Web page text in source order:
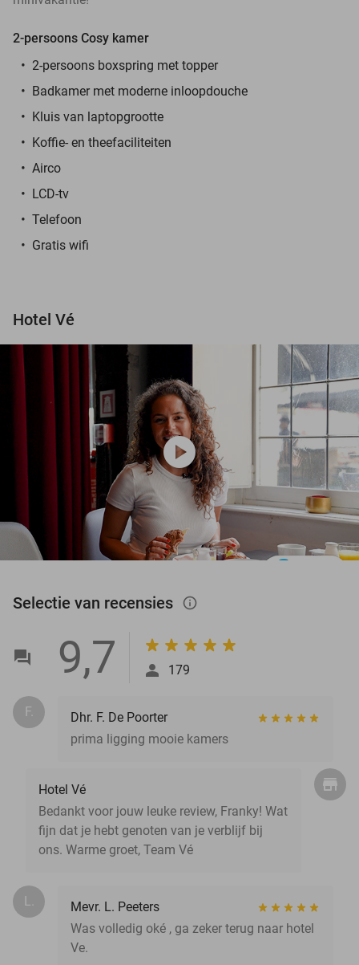
2-persoons Cosy kamer
2-persoons boxspring met topper
Badkamer met moderne inloopdouche
Kluis van laptopgrootte
Koffie- en theefaciliteiten
Airco
LCD-tv
Telefoon
Gratis wifi
Hotel Vé
play_circle
Selectie van recensies info_outlined
9,7 179
F.
Dhr. F. De Poorter
prima ligging mooie kamers
Hotel Vé
Bedankt voor jouw leuke review, Franky! Wat
fijn dat je hebt genoten van je verblijf bij
ons. Warme groet, Team Vé
L.
Mevr. L. Peeters
Was volledig oké , ga zeker terug naar hotel
Ve.